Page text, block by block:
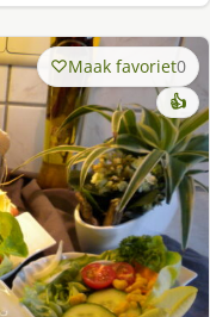
Maak favoriet0
👍